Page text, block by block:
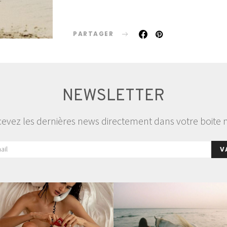
PARTAGER
NEWSLETTER
les dernières news directement dans votre boite